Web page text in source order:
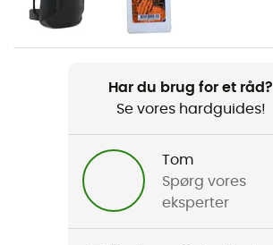
Herre
Vægt
Instinct VSR LV
Sålens stivhed
Har du brug for et råd?
Se vores hardguides!
Tom
Spørg vores
eksperter